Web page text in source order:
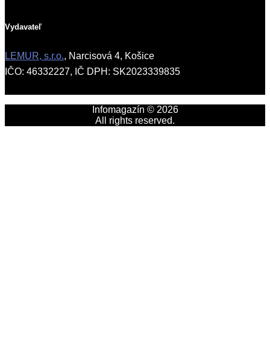
Vydavateľ
LEMUR, s.r.o., Narcisová 4, Košice
IČO: 46332227, IČ DPH: SK2023339835
Infomagazín © 2026
All rights reserved.